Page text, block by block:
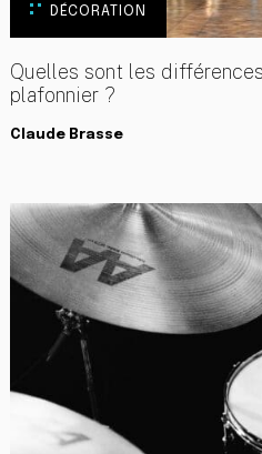
DÉCORATION
Quelles sont les
plafonnier ?
Claude Brasse